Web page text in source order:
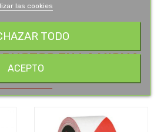
EN LA MISMA
las cookies
TODO
ACEPTO